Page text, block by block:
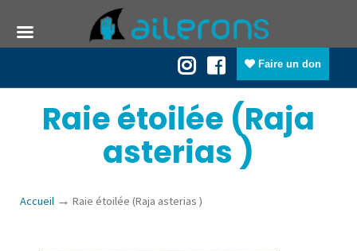
Faire un don
Raie étoilée (Raja
asterias )
Accueil → Raie étoilée (Raja asterias )